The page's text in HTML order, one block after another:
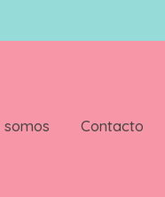
somos Contacto